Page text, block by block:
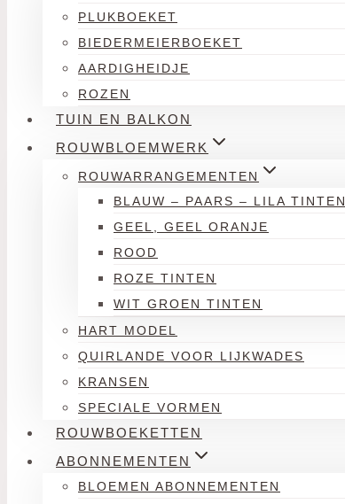
PLUKBOEKET
BIEDERMEIERBOEKET
AARDIGHEIDJE
ROZEN
TUIN EN BALKON
ROUWBLOEMWERK
ROUWARRANGEMENTEN
BLAUW – PAARS – LILA TINTEN
GEEL, GEEL ORANJE
ROOD
ROZE TINTEN
WIT GROEN TINTEN
HART MODEL
QUIRLANDE VOOR LIJKWADES
KRANSEN
SPECIALE VORMEN
ROUWBOEKETTEN
ABONNEMENTEN
BLOEMEN ABONNEMENTEN